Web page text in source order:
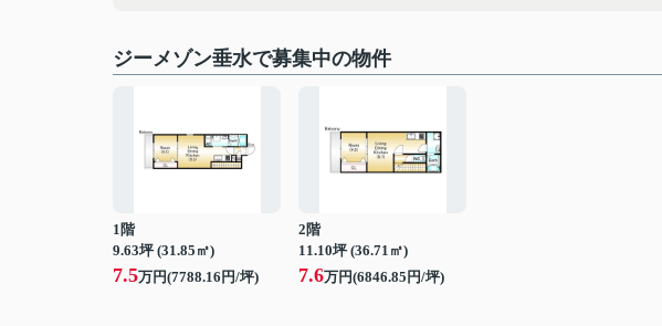
ジーメゾン垂水で募集中の物件
1階
9.63坪 (31.85㎡)
7.5万円(7788.16円/坪)
2階
11.10坪 (36.71㎡)
7.6万円(6846.85円/坪)